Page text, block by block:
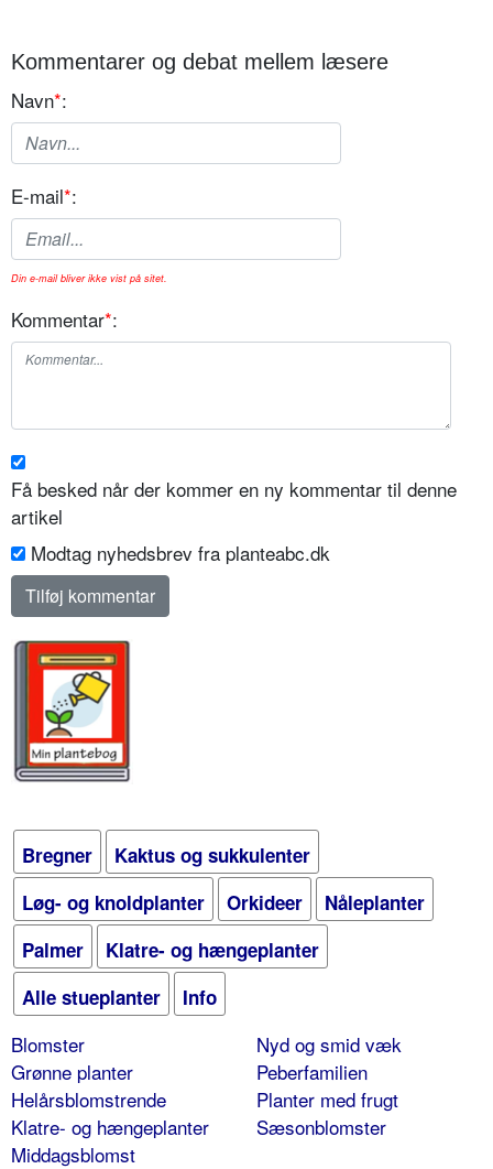
Kommentarer og debat mellem læsere
Navn*:
E-mail*:
Din e-mail bliver ikke vist på sitet.
Kommentar*:
Få besked når der kommer en ny kommentar til denne
artikel
Modtag nyhedsbrev fra planteabc.dk
Bregner
Kaktus og sukkulenter
Løg- og knoldplanter
Orkideer
Nåleplanter
Palmer
Klatre- og hængeplanter
Alle stueplanter
Info
Blomster
Grønne planter
Helårsblomstrende
Klatre- og hængeplanter
Middagsblomst
Nyd og smid væk
Peberfamilien
Planter med frugt
Sæsonblomster